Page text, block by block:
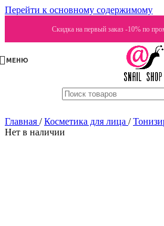
Перейти к основному содержимому
Скидка на первый заказ -10% по
МЕНЮ
Главная / Косметика для лица /
Нет в наличии